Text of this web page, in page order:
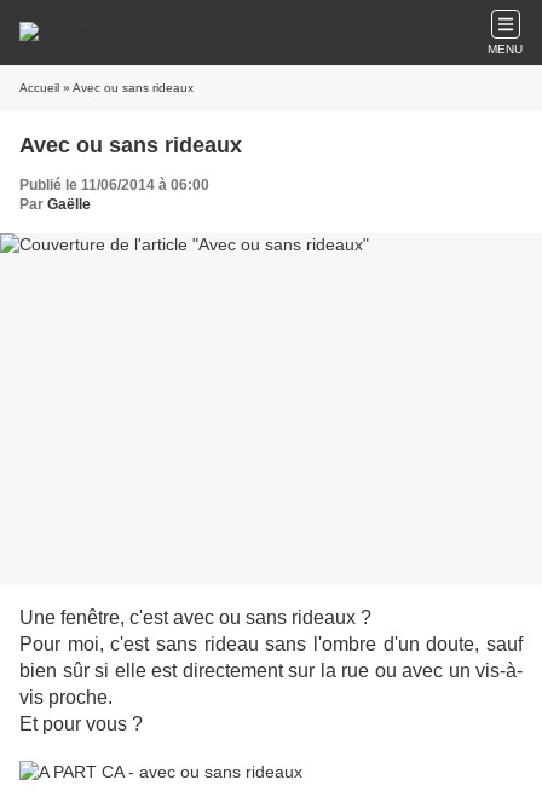
MENU
Accueil » Avec ou sans rideaux
Avec ou sans rideaux
Publié le 11/06/2014 à 06:00
Par Gaëlle
Une fenêtre, c'est avec ou sans rideaux ?
Pour moi, c'est sans rideau sans l'ombre d'un doute, sauf
bien sûr si elle est directement sur la rue ou avec un vis-à-
vis proche.
Et pour vous ?